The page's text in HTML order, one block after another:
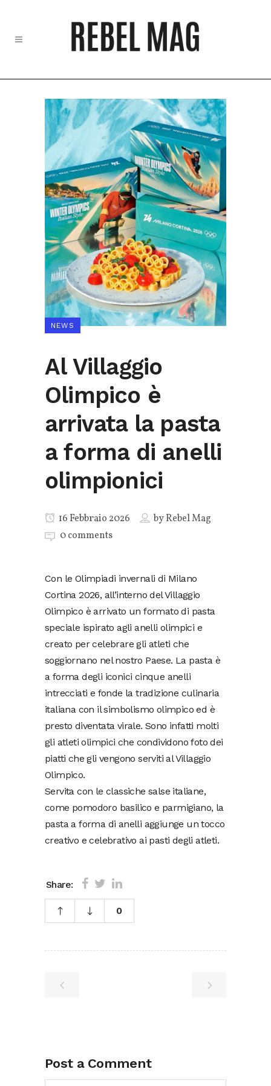
NEWS
Al Villaggio
Olimpico è
arrivata la pasta
a forma di anelli
olimpionici
16 Febbraio 2026 byRebel Mag
0 comments
Con le Olimpiadi invernali di Milano
Cortina 2026, all’interno del Villaggio
Olimpico è arrivato un formato di pasta
speciale ispirato agli anelli olimpici e
creato per celebrare gli atleti che
soggiornano nel nostro Paese. La pasta è
a forma degli iconici cinque anelli
intrecciati e fonde la tradizione culinaria
italiana con il simbolismo olimpico ed è
presto diventata virale. Sono infatti molti
gli atleti olimpici che condividono foto dei
piatti che gli vengono serviti al Villaggio
Olimpico.
Servita con le classiche salse italiane,
come pomodoro basilico e parmigiano, la
pasta a forma di anelli aggiunge un tocco
creativo e celebrativo ai pasti degli atleti.
Share:
0
Post a Comment